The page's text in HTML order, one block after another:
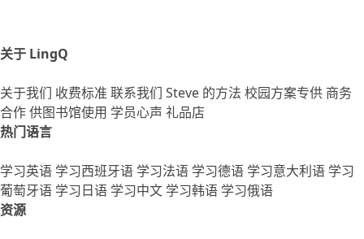
关于 LingQ
关于我们 收费标准 联系我们 Steve 的方法 校园方案专供 商务
合作供图书馆使用 学员心声 礼品店
热门语言
学习英语 学习西班牙语 学习法语 学习德语 学习意大利语 学习
葡萄牙语 学习日语 学习中文 学习韩语 学习俄语
资源